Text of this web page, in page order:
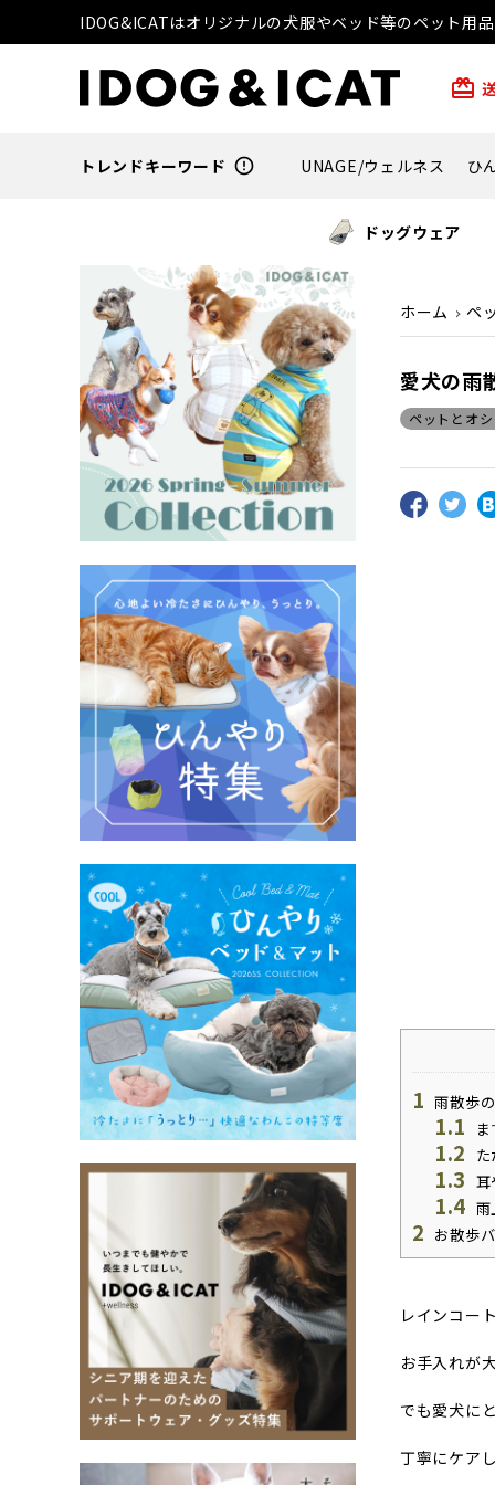
IDOG&ICATはオリジナルの犬服やベッド等のペット用
card_giftcard
トレンドキーワード error_outline UNAGE/ウェルネス ひ
ドッグウェア
ホーム ペ
愛犬の雨
ペットとオ
1 雨散歩
1.1
1.2
1.3 耳
1.4 雨
2 お散歩
レインコー
お手入れが
でも愛犬に
丁寧にケア